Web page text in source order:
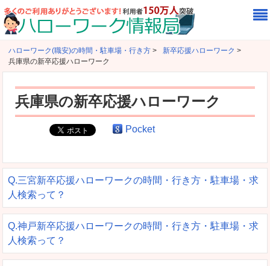
ハローワーク(職安)の時間・駐車場・行き方 > 新卒応援ハローワーク >
兵庫県の新卒応援ハローワーク
兵庫県の新卒応援ハローワーク
Pocket
Q.三宮新卒応援ハローワークの時間・行き方・駐車場・求
人検索って？
Q.神戸新卒応援ハローワークの時間・行き方・駐車場・求
人検索って？